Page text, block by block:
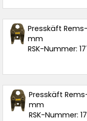
Presskäft
mm
RSK-Nummer:
Presskäft
mm
RSK-Nummer: